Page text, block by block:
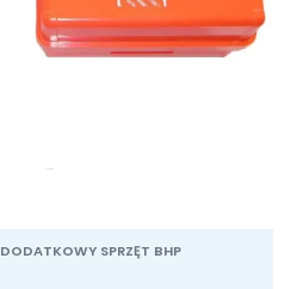
DODATKOWY SPRZĘT BHP